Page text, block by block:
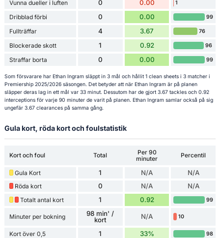
Vunna dueller i luften 0 0.00 1
Dribblad förbi 0 0.00 99
Fullträffar 4 3.67 76
Blockerade skott 1 0.92 96
Straffar borta 0 0.00 99
Som försvarare har Ethan Ingram släppt in 3 mål och hållit 1 clean sheets i 3 matcher i
Premiership 2025/2026 säsongen. Det betyder att när Ethan Ingram är på planen
släpper deras lag in ett mål var 33 minut. Dessutom har de gjort 3.67 tackles och 0.92
interceptions för varje 90 minuter de varit på planen. Ethan Ingram samlar också på sig
ungefär 3.67 clearances på samma gång.
Gula kort, röda kort och foulstatistik
Kort och foul Total
Per 90
minuter
Percentil
Gula Kort 1 N/A N/A
Röda kort 0 N/A N/A
Totalt antal kort 1 0.92 99
Minuter per bokning
98 min' /
kort
N/A 10
Kort över 0,5 1 33% 98